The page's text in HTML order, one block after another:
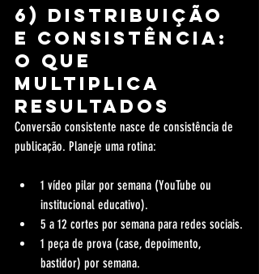
6) Distribuição
e consistência:
o que
multiplica
resultados
Conversão consistente nasce de consistência de
publicação. Planeje uma rotina:
1 vídeo pilar por semana (YouTube ou
institucional educativo).
5 a 12 cortes por semana para redes sociais.
1 peça de prova (case, depoimento,
bastidor) por semana.